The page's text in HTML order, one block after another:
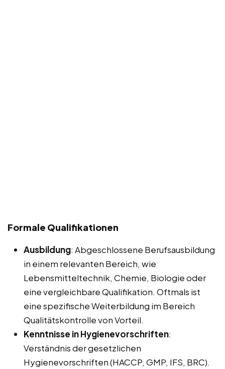
Formale Qualifikationen
Ausbildung: Abgeschlossene Berufsausbildung
in einem relevanten Bereich, wie
Lebensmitteltechnik, Chemie, Biologie oder
eine vergleichbare Qualifikation. Oftmals ist
eine spezifische Weiterbildung im Bereich
Qualitätskontrolle von Vorteil.
Kenntnisse in Hygienevorschriften:
Verständnis der gesetzlichen
Hygienevorschriften (HACCP, GMP, IFS, BRC).